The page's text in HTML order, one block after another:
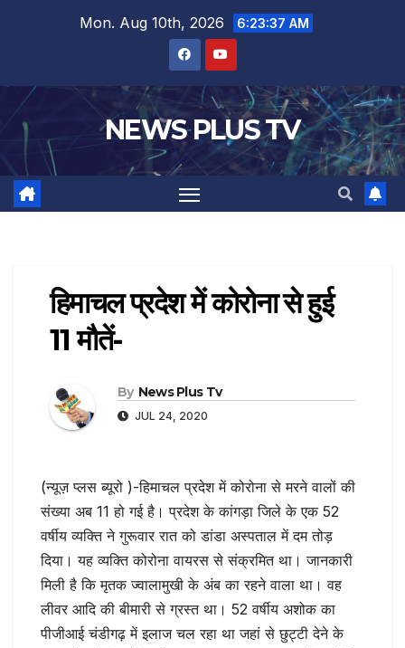
Mon. Aug 10th, 2026 6:23:38 AM
NEWS PLUS TV
हिमाचल प्रदेश में कोरोना से हुई
11 मौतें-
By News Plus Tv
JUL 24, 2020
(न्यूज़ प्लस ब्यूरो )-हिमाचल प्रदेश में कोरोना से मरने वालों की
संख्या अब 11 हो गई है। प्रदेश के कांगड़ा जिले के एक 52
वर्षीय व्यक्ति ने गुरूवार रात को डांडा अस्पताल में दम तोड़
दिया। यह व्यक्ति कोरोना वायरस से संक्रमित था। जानकारी
मिली है कि मृतक ज्वालामुखी के अंब का रहने वाला था। वह
लीवर आदि की बीमारी से ग्रस्त था। 52 वर्षीय अशोक का
पीजीआई चंडीगढ़ में इलाज चल रहा था जहां से छुट्टी देने के